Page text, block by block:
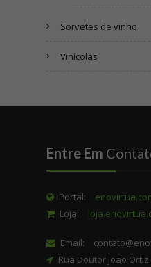
Sorvetes de vinho
Vinícolas
Entre Em
Portal:
Loja:
Email:
Rua Doutor João